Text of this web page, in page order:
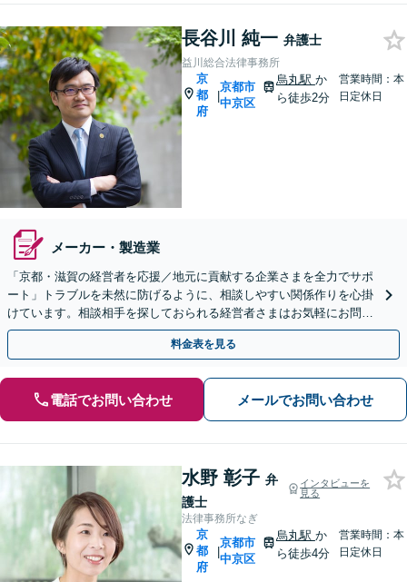
長谷川 純一 弁護士
益川総合法律事務所
京
都
府
|
京都市
中京区
烏丸駅 か
ら徒歩2分
営業時間：本
日定休日
メーカー・製造業
「京都・滋賀の経営者を応援／地元に貢献する企業さまを全力でサポ
ート」トラブルを未然に防げるように、相談しやすい関係作りを心掛
けています。相談相手を探しておられる経営者さまはお気軽にお問合
せください【休日・夜間相談あり】
料金表を見る
電話でお問い合わせ メールでお問い合わせ
水野 彰子 弁
護士
インタビューを
見る
法律事務所なぎ
京
都
府
|
京都市
中京区
烏丸駅 か
ら徒歩4分
営業時間：本
日定休日